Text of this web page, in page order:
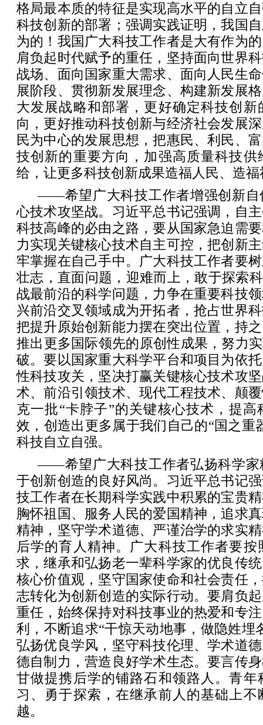
格局最本质的特征是实现高水平的自立
科技创新的部署；强调实践证明，我国
为的！我国广大科技工作者是大有作为
肩负起时代赋予的重任，坚持面向世界
战场、面向国家重大需求、面向人民生
展阶段、贯彻新发展理念、构建新发展
大发展战略和部署，更好确定科技创新
向，更好推动科技创新与经济社会发展
民为中心的发展思想，把惠民、利民、
技创新的重要方向，加强高质量科技供
给，让更多科技创新成果造福人民、造福
——希望广大科技工作者增强创新自
心技术攻坚战。习近平总书记强调，自
科技高峰的必由之路，要从国家急迫需
力实现关键核心技术自主可控，把创新
牢掌握在自己手中。广大科技工作者要
壮志，直面问题，迎难而上，敢于探索
战最前沿的科学问题，力争在重要科技
兴前沿交叉领域成为开拓者，抢占世界
把提升原始创新能力摆在突出位置，持
推出更多国际领先的原创性成果，努力
破。要以国家重大科学平台和项目为依
性科技攻关，坚决打赢关键核心技术攻
术、前沿引领技术、现代工程技术、颠
克一批“卡脖子”的关键核心技术，提
效，创造出更多属于我们自己的“国之重
科技自立自强。
——希望广大科技工作者弘扬科学家
于创新创造的良好风尚。习近平总书记
技工作者在长期科学实践中积累的宝贵
胸怀祖国、服务人民的爱国精神，追求
精神，坚守学术道德、严谨治学的求实
后学的育人精神。广大科技工作者要
求，继承和弘扬老一辈科学家的优良传
核心价值观，坚守国家使命和社会责任
志转化为创新创造的实际行动。要肩负
重任，始终保持对科技事业的热爱和专
利，不断追求“干惊天动地事，做隐姓埋
弘扬优良学风，坚守科技伦理、学术道
德自制力，营造良好学术生态。要言传
甘做提携后学的铺路石和领路人。青年
习、勇于探索，在继承前人的基础上不
越。